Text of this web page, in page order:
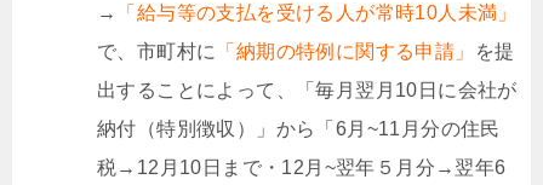
→
「給与等の支払を受ける人が常時10人未満」
で、市町村に
「納期の特例に関する申請」
を提
出することによって、「毎月翌月10日に会社が
納付（特別徴収）」から「6月~11月分の住民
税→12月10日まで・12月~翌年５月分→翌年6